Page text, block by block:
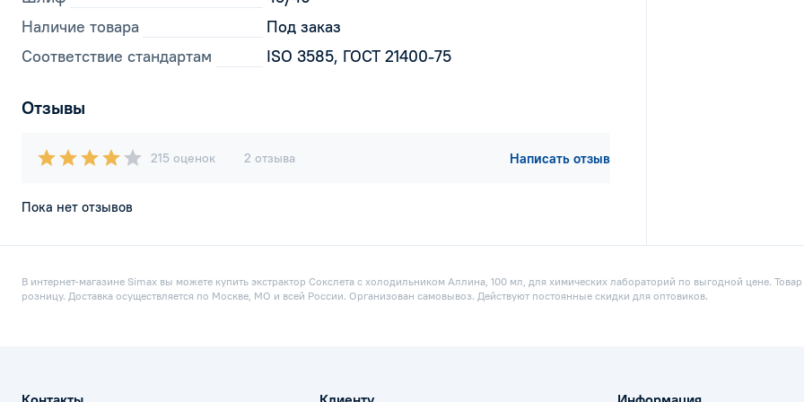
Наличие товара
Под заказ
Соответствие стандартам
ISO 3585, ГОСТ 21400-75
Отзывы
215 оценок 2 отзыва Написать отзыв
Пока нет отзывов
В интернет-магазине Simax вы можете купить экстрактор Сокслета с холодильником Аллина, 100 мл, для химических лабораторий по выгодной цене.
розницу. Доставка осуществляется по Москве, МО и всей России. Организован самовывоз. Действуют постоянные скидки для оптовиков.